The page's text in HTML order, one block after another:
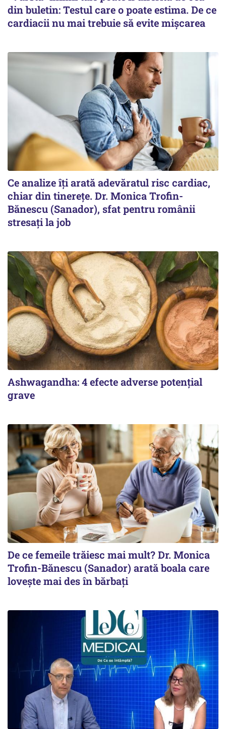
din buletin: Testul care o poate estima. De ce
cardiacii nu mai trebuie să evite mișcarea
Ce analize îți arată adevăratul risc cardiac,
chiar din tinerețe. Dr. Monica Trofin-
Bănescu (Sanador), sfat pentru românii
stresați la job
Ashwagandha: 4 efecte adverse potențial
grave
De ce femeile trăiesc mai mult? Dr. Monica
Trofin-Bănescu (Sanador) arată boala care
lovește mai des în bărbați